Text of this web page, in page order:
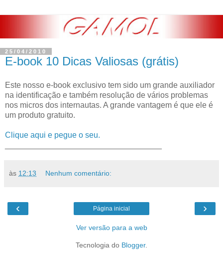
25/04/2010
E-book 10 Dicas Valiosas (grátis)
Este nosso e-book exclusivo tem sido um grande auxiliador
na identificação e também resolução de vários problemas
nos micros dos internautas. A grande vantagem é que ele é
um produto gratuito.
Clique aqui e pegue o seu.
às 12:13 Nenhum comentário:
‹ ›
Página inicial
Ver versão para a web
Tecnologia do Blogger.